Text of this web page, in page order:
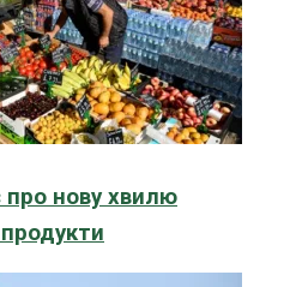
нову хвилю